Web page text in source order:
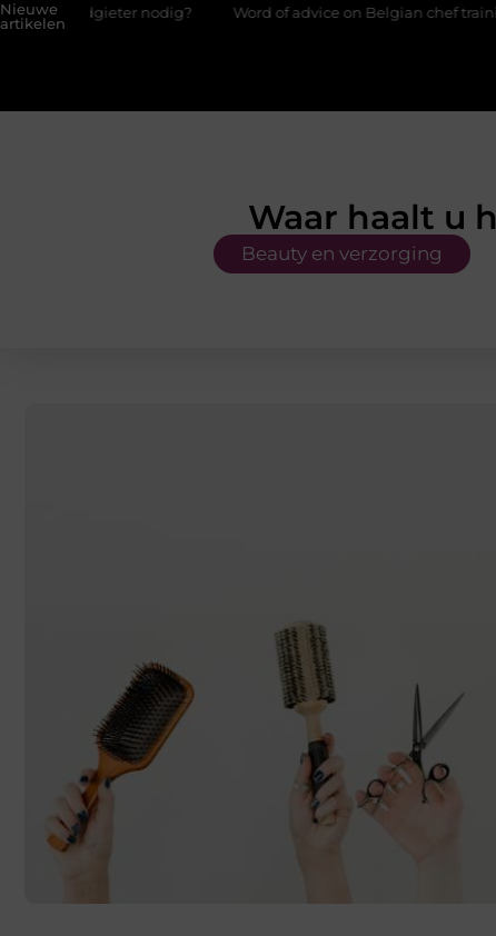
Nieuwe
artikelen
nodig? Word of advice on Belgian chef training and
Waar haalt u
Beauty en verzorging